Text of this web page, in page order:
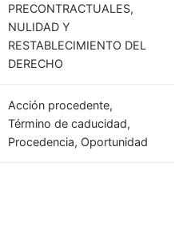
PRECONTRACTUALES,
NULIDAD Y
RESTABLECIMIENTO DEL
DERECHO
Acción procedente,
Término de caducidad,
Procedencia, Oportunidad